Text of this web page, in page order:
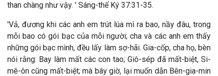
than chàng như vậy. ' Sáng-thế Ký 37:31-35.
'Vả, đương khi các anh em trút lúa mì ra bao, nầy đâu, trong
mỗi bao có gói bạc của mỗi người; cha và các anh em thấy
những gói bạc mình, đều lấy làm sợ-hãi. Gia-cốp, cha họ, bèn
nói rằng: Bay làm mất các con tao; Giô-sép đã mất-biệt, Si-
mê-ôn cũng mất-biệt; mà bây giờ, lại muốn dẫn Bên-gia-min